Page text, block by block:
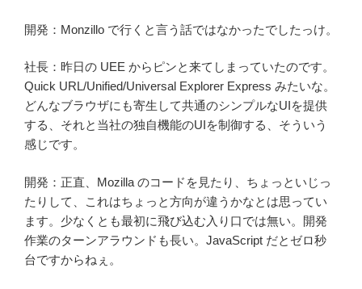
開発：Monzillo で行くと言う話ではなかったでしたっけ。
社長：昨日の UEE からピンと来てしまっていたのです。
Quick URL/Unified/Universal Explorer Express みたいな。
どんなブラウザにも寄生して共通のシンプルなUIを提供
する、それと当社の独自機能のUIを制御する、そういう
感じです。
開発：正直、Mozilla のコードを見たり、ちょっといじっ
たりして、これはちょっと方向が違うかなとは思ってい
ます。少なくとも最初に飛び込む入り口では無い。開発
作業のターンアラウンドも長い。JavaScript だとゼロ秒
台ですからねぇ。